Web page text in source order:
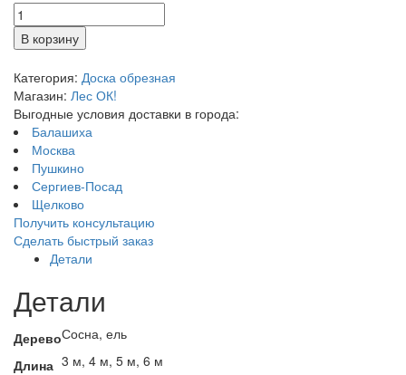
В корзину
Категория: Доска обрезная
Магазин: Лес ОК!
Выгодные условия доставки в города:
Балашиха
Москва
Пушкино
Сергиев-Посад
Щелково
Получить консультацию
Сделать быстрый заказ
Детали
Детали
ДеревоСосна, ель
Длина 3 м, 4 м, 5 м, 6 м